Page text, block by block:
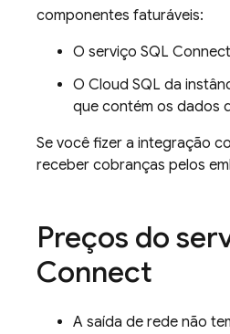
componentes faturáveis:
O serviço SQL Connect
O Cloud SQL da
que contém os dados
Se você fizer a integração
receber cobranças pelos
Preços do
Connect
A saída de rede não